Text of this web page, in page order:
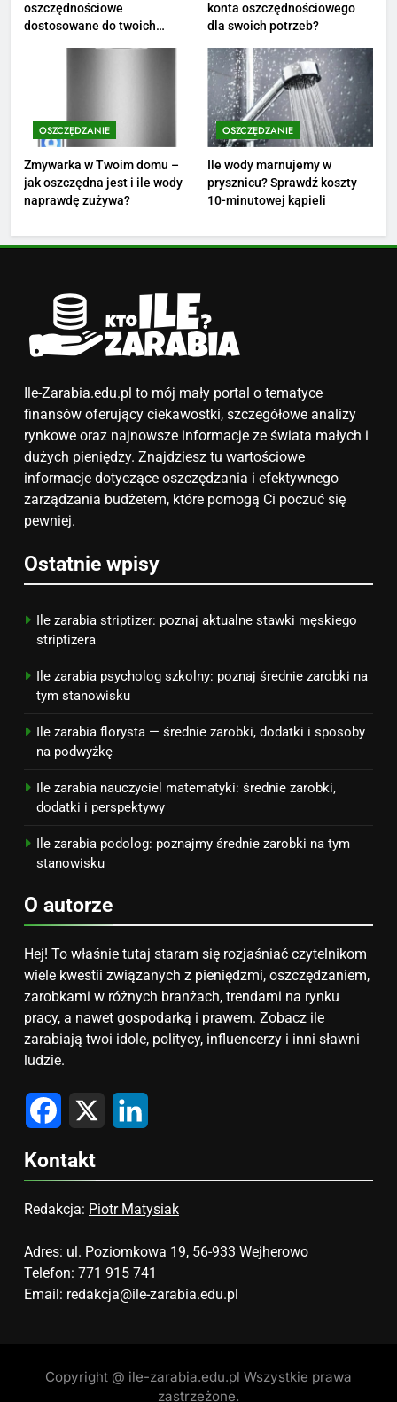
poznaj średnie zarobki na tym
stanowisku
ZAROBKI
Ile zarabia florysta — średnie
zarobki, dodatki i sposoby na
podwyżkę
ZAROBKI
4
matematyki: średnie zarobki,
Ile zarabia podolog: poznajmy
średnie zarobki na tym
ZAROBKI
6
Akcje charytatywne w szkole:
pomysły i przykłady, które
zainspirują
ZAROBKI
Jak przygotować się finansowo
kosztuje i jak zaplanować
PORADY
PRACA
oszczędnościowe
dostosowane do twoich
konta oszczędnościowego
dla swoich potrzeb?
OSZCZĘDZANIE
Zmywarka w Twoim domu –
jak oszczędna jest i ile wody
naprawdę zużywa?
OSZCZĘDZANIE
Ile wody marnujemy w
prysznicu? Sprawdź koszty
10-minutowej kąpieli
Ile-Zarabia.edu.pl to mój mały portal o tematyce
finansów oferujący ciekawostki, szczegółowe analizy
rynkowe oraz najnowsze informacje ze świata małych i
dużych pieniędzy. Znajdziesz tu wartościowe
informacje dotyczące oszczędzania i efektywnego
zarządzania budżetem, które pomogą Ci poczuć się
pewniej.
Ostatnie wpisy
Ile zarabia striptizer: poznaj aktualne stawki męskiego
striptizera
Ile zarabia psycholog szkolny: poznaj średnie zarobki na
tym stanowisku
Ile zarabia florysta — średnie zarobki, dodatki i sposoby
na podwyżkę
Ile zarabia nauczyciel matematyki: średnie zarobki,
dodatki i perspektywy
Ile zarabia podolog: poznajmy średnie zarobki na tym
stanowisku
O autorze
Hej! To właśnie tutaj staram się rozjaśniać czytelnikom
wiele kwestii związanych z pieniędzmi, oszczędzaniem,
zarobkami w różnych branżach, trendami na rynku
pracy, a nawet gospodarką i prawem. Zobacz ile
zarabiają twoi idole, politycy, influencerzy i inni sławni
ludzie.
Facebook
X
Kontakt
Redakcja: Piotr Matysiak
Adres: ul. Poziomkowa 19, 56-933 Wejherowo
Telefon: 771 915 741
Email: redakcja@ile-zarabia.edu.pl
Copyright @ ile-zarabia.edu.pl Wszystkie prawa
zastrzeżone.